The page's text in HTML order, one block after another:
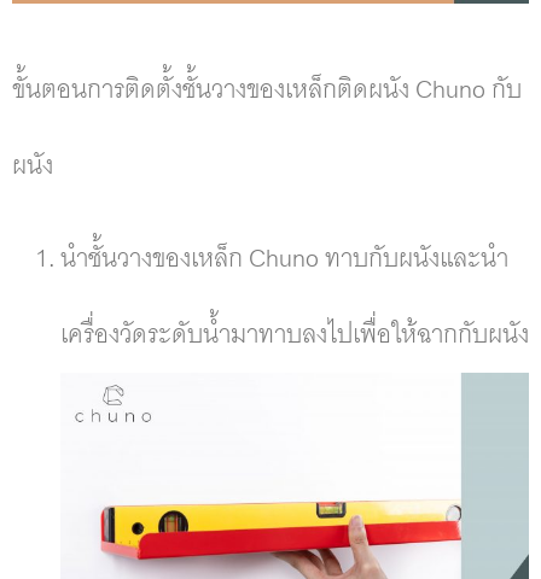
ขั้นตอนการติดตั้งชั้นวางของเหล็กติดผนัง Chuno กับ
ผนัง
นำชั้นวางของเหล็ก Chuno ทาบกับผนังและนำ
เครื่องวัดระดับน้ำมาทาบลงไปเพื่อให้ฉากกับผนัง